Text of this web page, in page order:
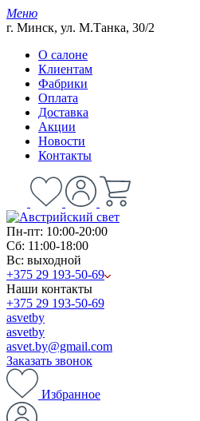
Меню
г. Минск, ул. М.Танка, 30/2
О салоне
Клиентам
Фабрики
Оплата
Доставка
Акции
Новости
Контакты
Пн-пт: 10:00-20:00
Сб: 11:00-18:00
Вс: выходной
+375 29 193-50-69
Наши контакты
+375 29 193-50-69
asvetby
asvetby
asvet.by@gmail.com
Заказать звонок
Избранное